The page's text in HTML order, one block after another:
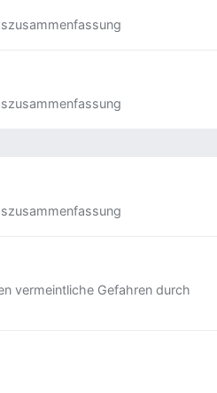
vermeintliche Gefahren durch